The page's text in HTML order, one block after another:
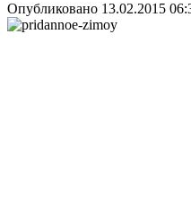
Опубликовано 13.02.2015